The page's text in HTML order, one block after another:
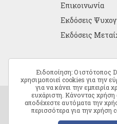
Ειδοποίηση: Ο
χρησιμοποιεί cookies για την
για να κάνει την εμπειρία
ευχάριστη. Κάνοντας
αποδέχεστε αυτόματα την
περισσότερα για την χρήση
Επικοινωνία
Εκδόσεις
Εκδόσεις
Copyright © 2026